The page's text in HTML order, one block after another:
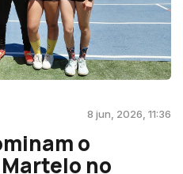
8 jun, 2026, 11:36
o
no